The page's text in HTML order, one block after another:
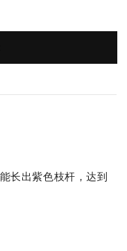
长出紫色枝杆，达到